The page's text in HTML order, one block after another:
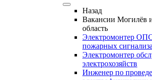
Назад
Вакансии Могилёв
область
Электромонтер
пожарных
Электромонтер
электрохозяйств
Инженер по